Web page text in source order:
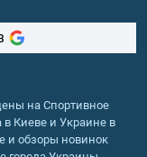
на Спортивное
Киеве и Украине в
и обзоры новинок